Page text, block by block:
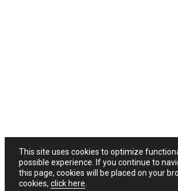
This site uses cookies to optimize
possible experience. If you continue to
this page, cookies will be placed on your
cookies, click here